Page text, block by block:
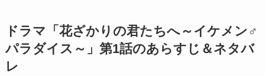
ドラマ「花ざかりの君たちへ～イケメン♂
パラダイス～」第1話のあらすじ＆ネタバ
レ